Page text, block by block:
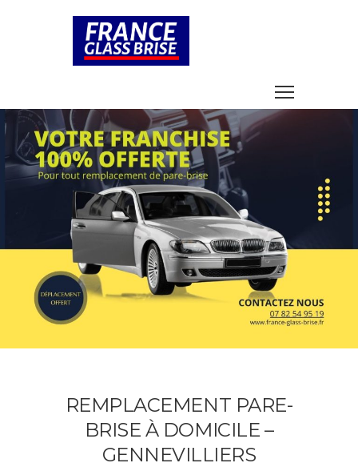
REMPLACEMENT PARE-
BRISE À DOMICILE –
GENNEVILLIERS